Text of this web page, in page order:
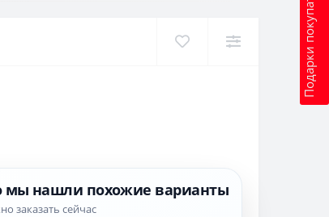
Подарки покупателям
мы нашли похожие варианты
заказать сейчас